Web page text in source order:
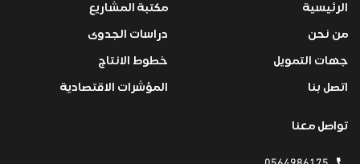
الرئيسية
من نحن
جهات التمويل
اتصل بنا
مكتبة المشاريع
دراسات الجدوى
خطوط الانتاج
المؤشرات الاقتصادية
تواصل معنا